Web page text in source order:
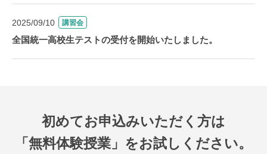
2025/09/10 講習会
全国統一高校生テストの受付を開始いたしました。
初めてお申込みいただく方は
「無料体験授業」をお試しください。